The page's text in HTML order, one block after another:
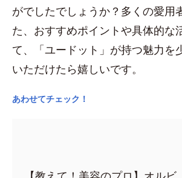
がでしたでしょうか？多くの愛用
た、おすすめポイントや具体的な
て、「ユードット」が持つ魅力を
いただけたら嬉しいです。
あわせてチェック！